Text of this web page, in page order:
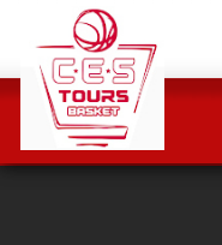
Panneau de gestion des